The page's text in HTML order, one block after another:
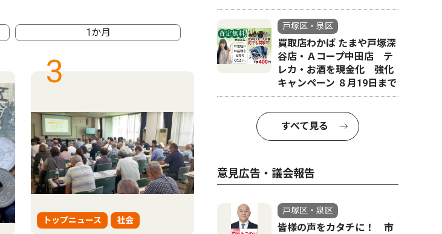
1か月
3
トップニュース 社会
4
社会
戸塚区・泉区
買取店わかば たまや戸塚深
谷店・Ａコープ中田店 テ
レカ・お酒を現金化 強化
キャンペーン ８月19日まで
すべて見る
意見広告・議会報告
戸塚区・泉区
皆様の声をカタチに！ 市